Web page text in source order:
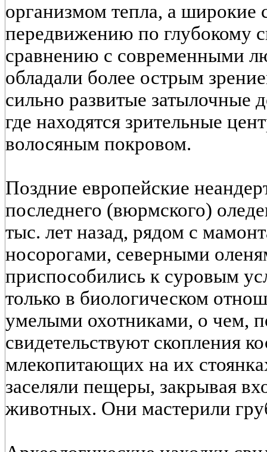
организмом тепла, а широкие
передвижению по глубокому
сравнению с современными
обладали более острым
сильно развитые затылочные
где находятся зрительные
волосяным покровом.
Поздние европейские
последнего (вюрмского)
тыс. лет назад, рядом с
носорогами, северными
приспособились к суровым
только в биологическом
умелыми охотниками, о чем,
свидетельствуют скопления
млекопитающих на их
заселяли пещеры, закрывая
животных. Они мастерили